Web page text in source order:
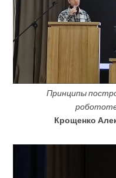
Принципы
Крощенко